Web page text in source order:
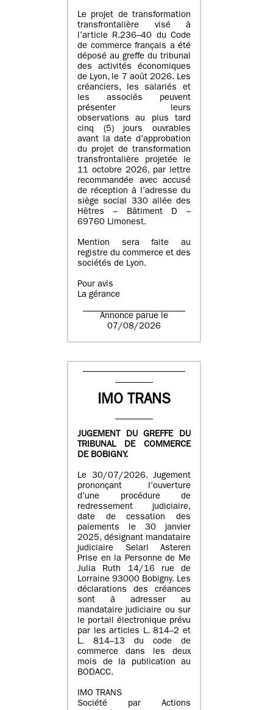
Le projet de transformation
transfrontalière visé à
l’article R.236–40 du Code
de commerce français a été
déposé au greffe du tribunal
des activités économiques
de Lyon, le 7 août 2026. Les
créanciers, les salariés et
les associés peuvent
présenter leurs
observations au plus tard
cinq (5) jours ouvrables
avant la date d’approbation
du projet de transformation
transfrontalière projetée le
11 octobre 2026, par lettre
recommandée avec accusé
de réception à l’adresse du
siège social 330 allée des
Hêtres – Bâtiment D –
69760 Limonest.
Mention sera faite au
registre du commerce et des
sociétés de Lyon.
Pour avis
La gérance
Annonce parue le
07/08/2026
IMO TRANS
JUGEMENT DU GREFFE DU
TRIBUNAL DE COMMERCE
DE BOBIGNY.
Le 30/07/2026. Jugement
prononçant l’ouverture
d’une procédure de
redressement judiciaire,
date de cessation des
paiements le 30 janvier
2025, désignant mandataire
judiciaire Selarl Asteren
Prise en la Personne de Me
Julia Ruth 14/16 rue de
Lorraine 93000 Bobigny. Les
déclarations des créances
sont à adresser au
mandataire judiciaire ou sur
le portail électronique prévu
par les articles L. 814–2 et
L. 814–13 du code de
commerce dans les deux
mois de la publication au
BODACC.
IMO TRANS
Société par Actions